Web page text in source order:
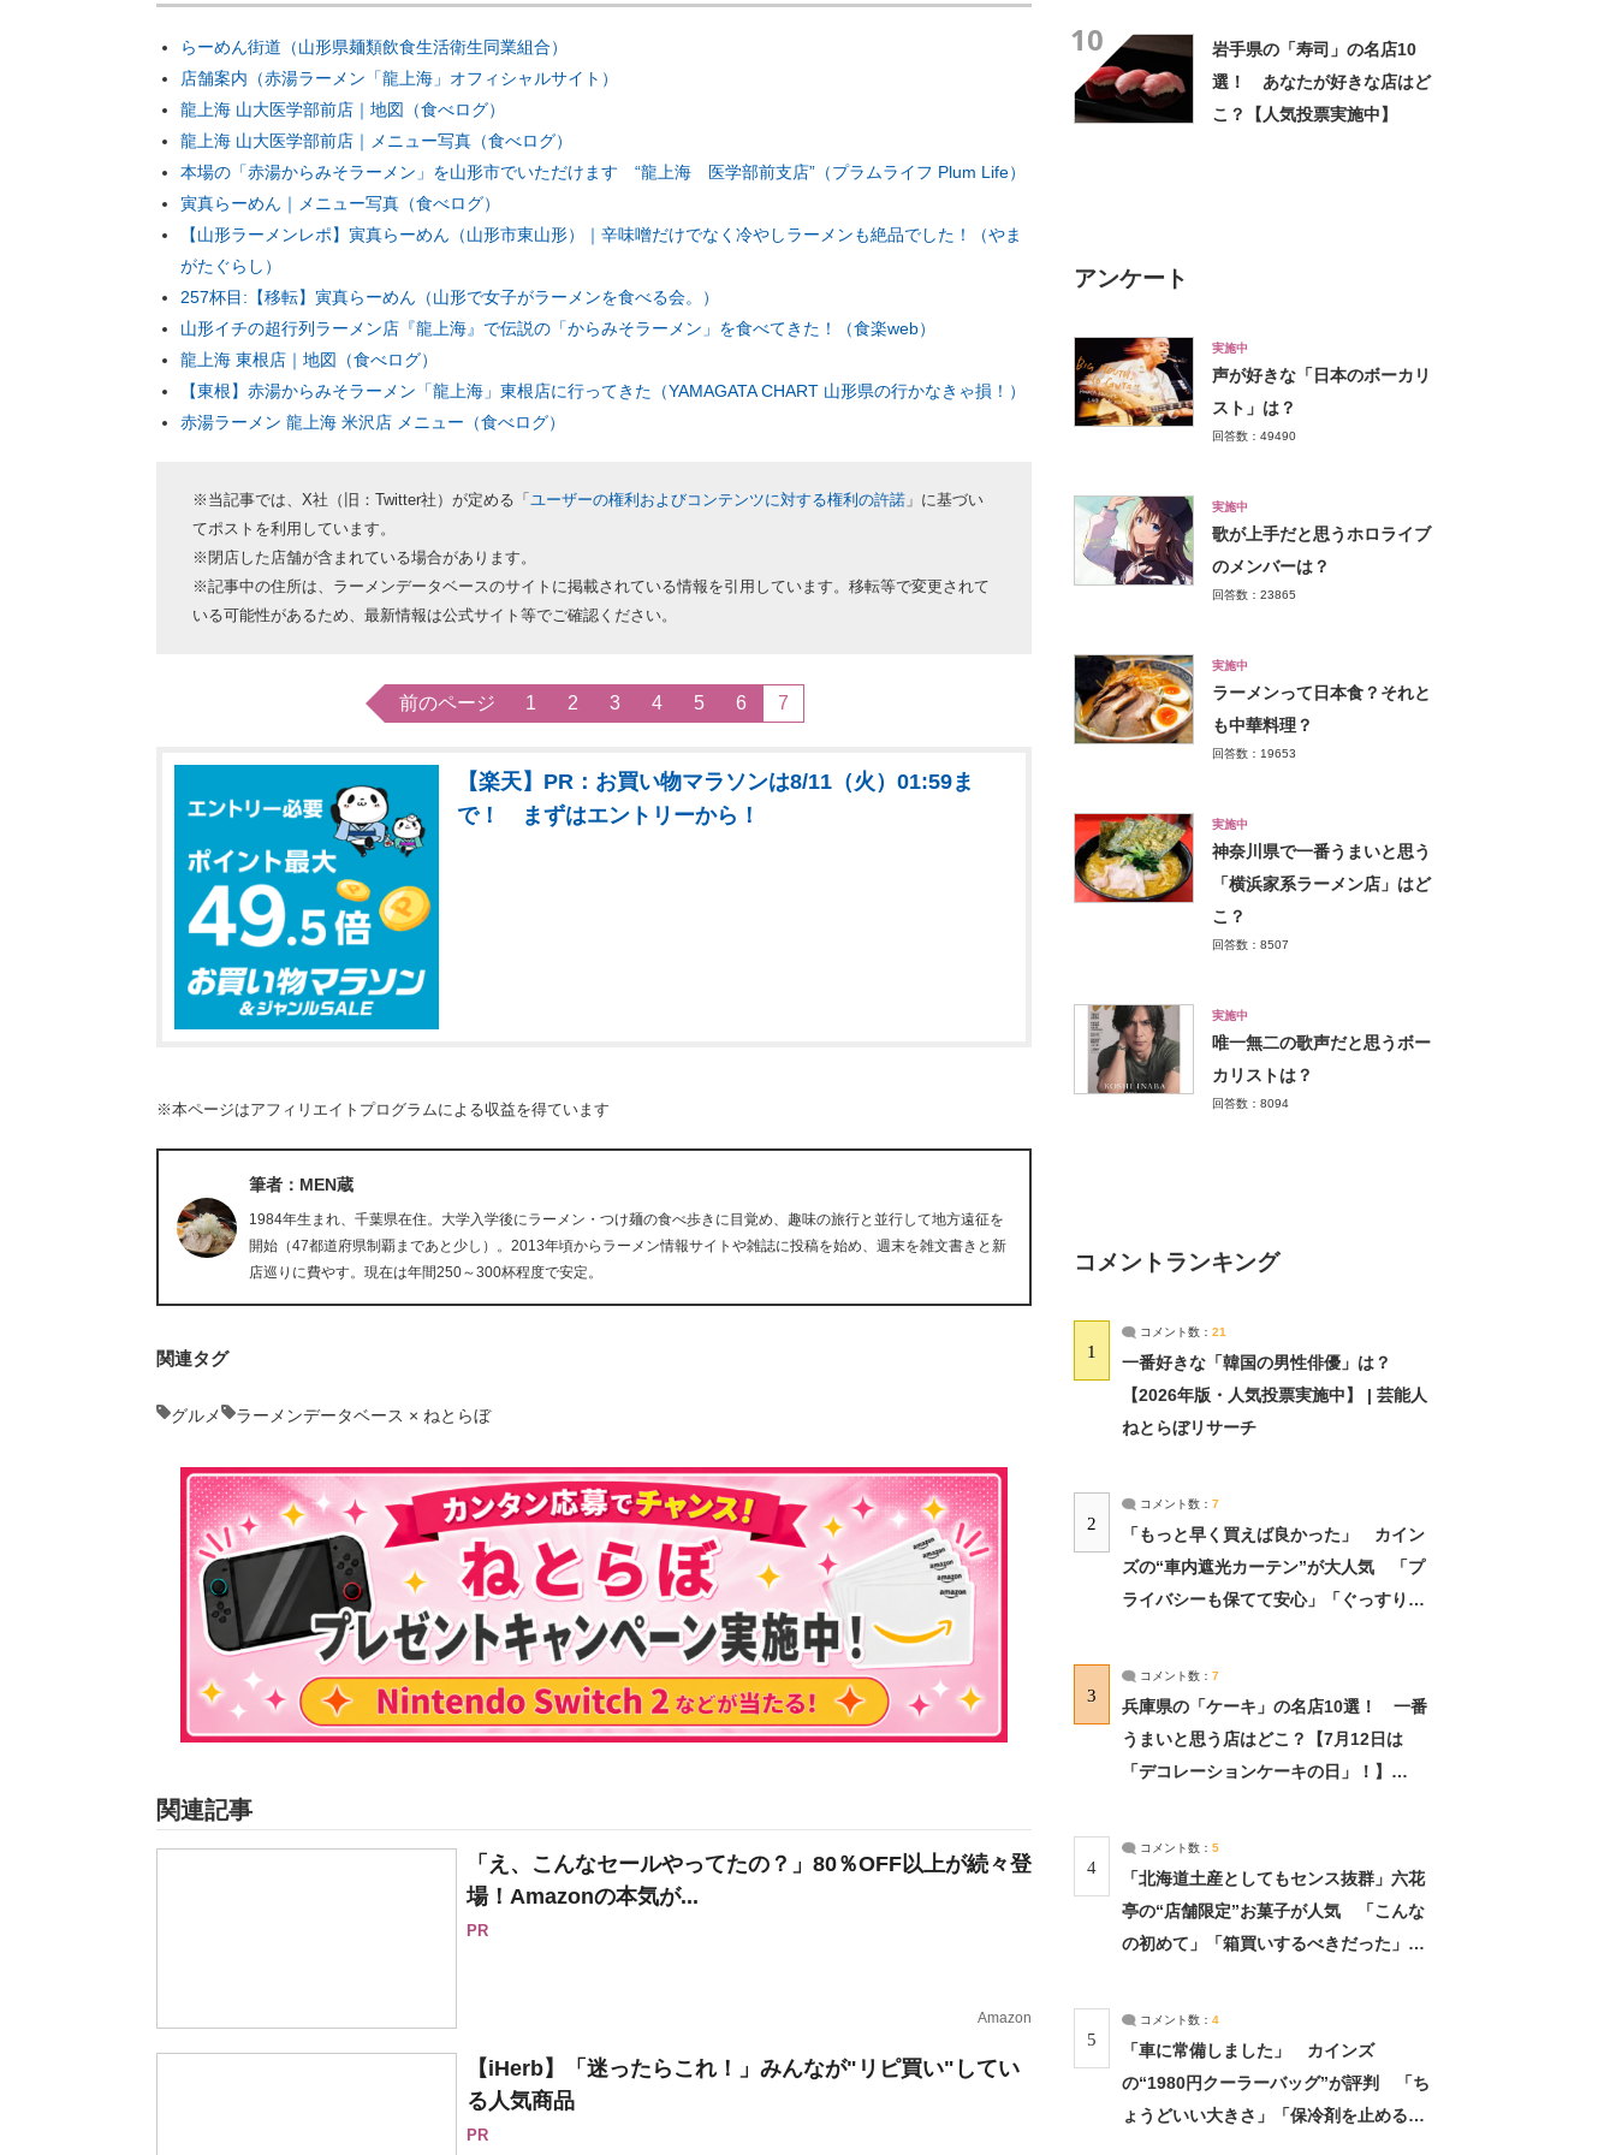
らーめん街道（山形県麺類飲食生活衛生同業組合）
店舗案内（赤湯ラーメン「龍上海」オフィシャルサイト）
龍上海 山大医学部前店｜地図（食べログ）
龍上海 山大医学部前店｜メニュー写真（食べログ）
本場の「赤湯からみそラーメン」を山形市でいただけます “龍上海 医学部前支店”（プラムライフ Plum Life）
寅真らーめん｜メニュー写真（食べログ）
【山形ラーメンレポ】寅真らーめん（山形市東山形）｜辛味噌だけでなく冷やしラーメンも絶品でした！（やま
がたぐらし）
257杯目:【移転】寅真らーめん（山形で女子がラーメンを食べる会。）
山形イチの超行列ラーメン店『龍上海』で伝説の「からみそラーメン」を食べてきた！（食楽web）
龍上海 東根店｜地図（食べログ）
【東根】赤湯からみそラーメン「龍上海」東根店に行ってきた（YAMAGATA CHART 山形県の行かなきゃ損！）
赤湯ラーメン 龍上海 米沢店 メニュー（食べログ）
※当記事では、X社（旧：Twitter社）が定める「 ユーザーの権利およびコンテンツに対する権利の許諾 」に基づい
てポストを利用しています。
※閉店した店舗が含まれている場合があります。
※記事中の住所は、ラーメンデータベースのサイトに掲載されている情報を引用しています。移転等で変更されて
いる可能性があるため、最新情報は公式サイト等でご確認ください。
前のページ 1 2 3 4 5 6 7
【楽天】PR：お買い物マラソンは8/11（火）01:59ま
で！ まずはエントリーから！
※本ページはアフィリエイトプログラムによる収益を得ています
筆者：MEN蔵
1984年生まれ、千葉県在住。大学入学後にラーメン・つけ麺の食べ歩きに目覚め、趣味の旅行と並行して地方遠征を
開始（47都道府県制覇まであと少し）。2013年頃からラーメン情報サイトや雑誌に投稿を始め、週末を雑文書きと新
店巡りに費やす。現在は年間250～300杯程度で安定。
関連タグ
グルメ ラーメンデータベース × ねとらぼ
関連記事
「え、こんなセールやってたの？」80％OFF以上が続々登
場！Amazonの本気が...
PR
Amazon
【iHerb】「迷ったらこれ！」みんなが"リピ買い"してい
る人気商品
PR
10
岩手県の「寿司」の名店10
選！ あなたが好きな店はど
こ？【人気投票実施中】
アンケート
実施中
声が好きな「日本のボーカリ
スト」は？
回答数：49490
実施中
歌が上手だと思うホロライブ
のメンバーは？
回答数：23865
実施中
ラーメンって日本食？それと
も中華料理？
回答数：19653
実施中
神奈川県で一番うまいと思う
「横浜家系ラーメン店」はど
こ？
回答数：8507
実施中
唯一無二の歌声だと思うボー
カリストは？
回答数：8094
コメントランキング
1
コメント数： 21
一番好きな「韓国の男性俳優」は？
【2026年版・人気投票実施中】 | 芸能人
ねとらぼリサーチ
2
コメント数： 7
「もっと早く買えば良かった」 カイン
ズの“車内遮光カーテン”が大人気 「プ
ライバシーも保てて安心」「ぐっすり眠
3
コメント数： 7
兵庫県の「ケーキ」の名店10選！ 一番
うまいと思う店はどこ？【7月12日は
「デコレーションケーキの日」！】
4
コメント数： 5
「北海道土産としてもセンス抜群」六花
亭の“店舗限定”お菓子が人気 「こんな
の初めて」「箱買いするべきだった」
5
コメント数： 4
「車に常備しました」 カインズ
の“1980円クーラーバッグ”が評判 「ち
ょうどいい大きさ」「保冷剤を止めるベ